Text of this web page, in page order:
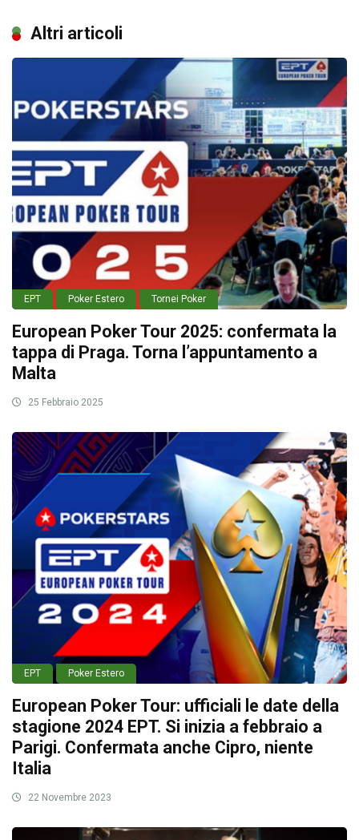
Altri articoli
EPT Poker Estero Tornei Poker
European Poker Tour 2025: confermata la
tappa di Praga. Torna l’appuntamento a
Malta
25 Febbraio 2025
EPT Poker Estero
European Poker Tour: ufficiali le date della
stagione 2024 EPT. Si inizia a febbraio a
Parigi. Confermata anche Cipro, niente
Italia
22 Novembre 2023